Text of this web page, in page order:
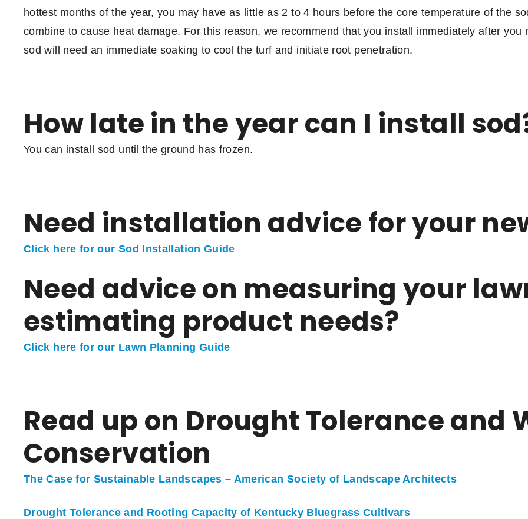
hottest months of the year, you may have as little as 2 to 4 hours before the core temperature of the
combine to cause heat damage. For this reason, we recommend that you install immediately after you
sod will need an immediate soaking to cool the turf and initiate root penetration.
How late in the year can I install
You can install sod until the ground has frozen.
Need installation advice for your
Click here for our Sod Installation Guide
Need advice on measuring your
estimating product needs?
Click here for our Lawn Planning Guide
Read up on Drought Tolerance and
Conservation
The Case for Sustainable Landscapes – American Society of Landscape Architects
Drought Tolerance and Rooting Capacity of Kentucky Bluegrass Cultivars